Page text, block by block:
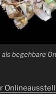
begehbare